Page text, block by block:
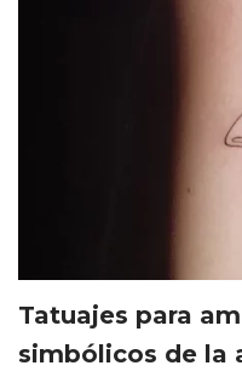
Tatuajes para
simbólicos de la